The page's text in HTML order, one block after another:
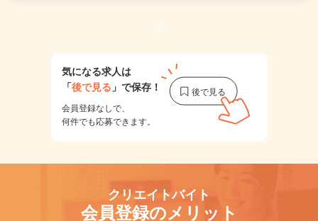
1
気になる求人は
「後で見る 」で保存！
会員登録なしで、
何件でも応募できます。
クリエイトバイト
会員登録のメリット